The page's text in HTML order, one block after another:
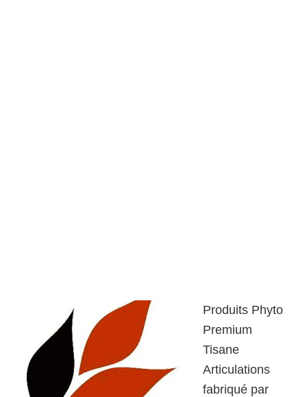
Produits Phyto
Premium
Tisane
Articulations
fabriqué par